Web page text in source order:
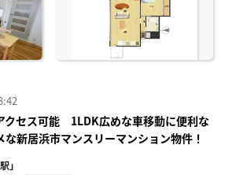
クセス可能 1LDK広めな車移動に便利な
新居浜市マンスリーマンション物件！
」